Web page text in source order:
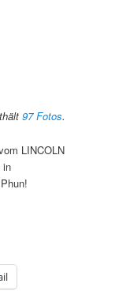
97 Fotos.
LINCOLN
in